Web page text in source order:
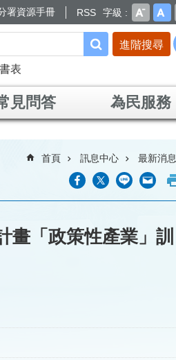
署資源手冊 RSS 字級
進階搜尋
表
見問答 為民服務
首頁 訊息中心 最新消息
畫「政策性產業」訓